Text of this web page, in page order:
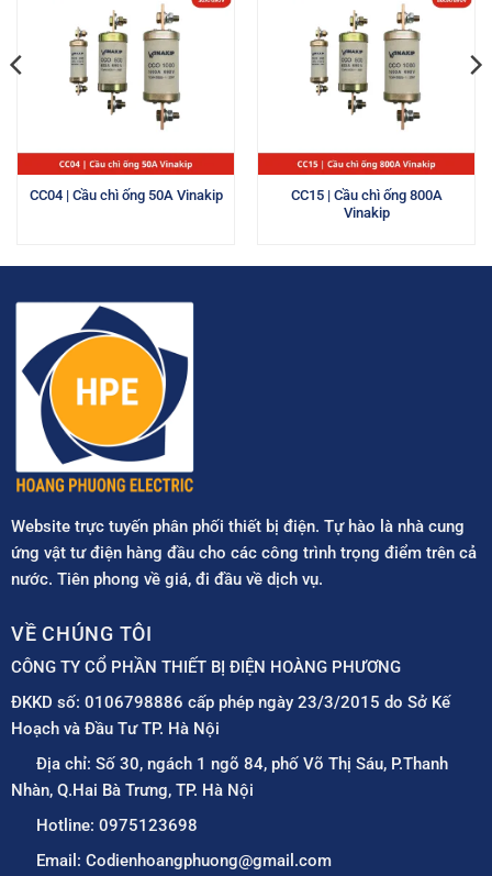
CC04 | Cầu chì ống 50A Vinakip
CC15 | Cầu chì ống 800A
Vinakip
Website trực tuyến phân phối thiết bị điện. Tự hào là nhà cung
ứng vật tư điện hàng đầu cho các công trình trọng điểm trên cả
nước. Tiên phong về giá, đi đầu về dịch vụ.
VỀ CHÚNG TÔI
CÔNG TY CỔ PHẦN THIẾT BỊ ĐIỆN HOÀNG PHƯƠNG
ĐKKD số: 0106798886 cấp phép ngày 23/3/2015 do Sở Kế
Hoạch và Đầu Tư TP. Hà Nội
Địa chỉ: Số 30, ngách 1 ngõ 84, phố Võ Thị Sáu, P.Thanh
Nhàn, Q.Hai Bà Trưng, TP. Hà Nội
Hotline: 0975123698
Email: Codienhoangphuong@gmail.com